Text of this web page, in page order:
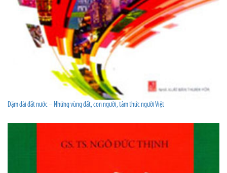
Dặm dài đất nước – Những vùng đất, con người, tâm thức người Việt